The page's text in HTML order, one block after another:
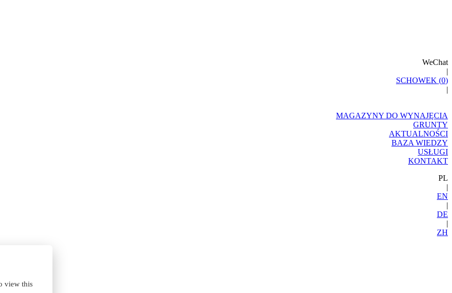
WeChat
|
SCHOWEK (0)
|
MAGAZYNY DO WYNAJĘCIA
GRUNTY
AKTUALNOŚCI
BAZA WIEDZY
USŁUGI
KONTAKT
PL
|
EN
|
DE
|
ZH
view this